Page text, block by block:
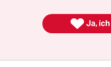
 Ja,